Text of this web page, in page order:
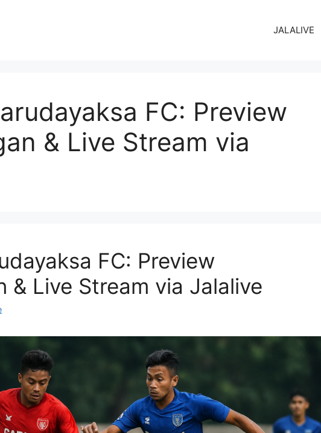
JALALIVE
FC: Preview
& Live Stream via
FC: Preview
& Live Stream via Jalalive